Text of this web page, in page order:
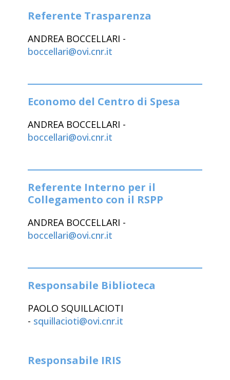
Referente Trasparenza
ANDREA BOCCELLARI -
boccellari@ovi.cnr.it
Economo del Centro di Spesa
ANDREA BOCCELLARI -
boccellari@ovi.cnr.it
Referente Interno per il
Collegamento con il RSPP
ANDREA BOCCELLARI -
boccellari@ovi.cnr.it
Responsabile Biblioteca
PAOLO SQUILLACIOTI
- squillacioti@ovi.cnr.it
Responsabile IRIS